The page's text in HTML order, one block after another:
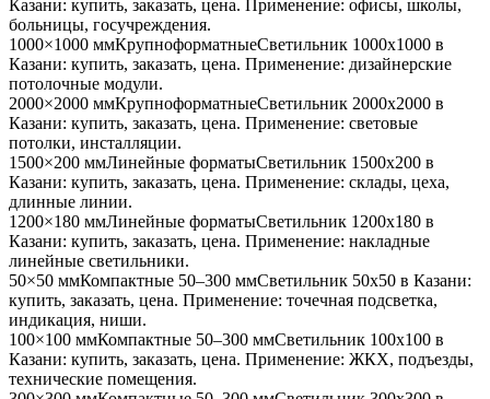
Казани: купить, заказать, цена. Применение: офисы, школы,
больницы, госучреждения.
1000×1000 ммКрупноформатныеСветильник 1000x1000 в
Казани: купить, заказать, цена. Применение: дизайнерские
потолочные модули.
2000×2000 ммКрупноформатныеСветильник 2000x2000 в
Казани: купить, заказать, цена. Применение: световые
потолки, инсталляции.
1500×200 ммЛинейные форматыСветильник 1500x200 в
Казани: купить, заказать, цена. Применение: склады, цеха,
длинные линии.
1200×180 ммЛинейные форматыСветильник 1200x180 в
Казани: купить, заказать, цена. Применение: накладные
линейные светильники.
50×50 ммКомпактные 50–300 ммСветильник 50x50 в Казани:
купить, заказать, цена. Применение: точечная подсветка,
индикация, ниши.
100×100 ммКомпактные 50–300 ммСветильник 100x100 в
Казани: купить, заказать, цена. Применение: ЖКХ, подъезды,
технические помещения.